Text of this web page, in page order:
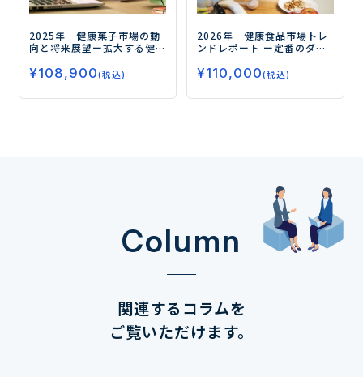
2025年 健康菓子市場の動
向と将来展望ー拡大する健
はー
¥108,900(税込)
2026年 健康食品市場トレ
ンドレポート ー定番のダイ
フェムケア、グミサプリまで
データで読み解く市場の未
来ー
¥110,000(税込)
Column
関連するコラムを
ご覧いただけます。